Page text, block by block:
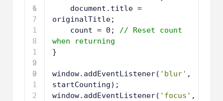
6
1
7
1
8
1
9
2
0
2
1
2
document.title =
originalTitle;
count = 0; // Reset count
when returning
}
window.addEventListener( 'blur' ,
startCounting);
window.addEventListener( 'focus' ,